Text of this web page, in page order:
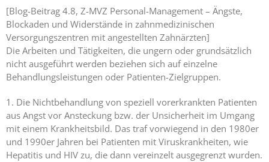
[Blog-Beitrag 4.8, Z-MVZ Personal-Management – Ängste,
Blockaden und Widerstände in zahnmedizinischen
Versorgungszentren mit angestellten Zahnärzten]
Die Arbeiten und Tätigkeiten, die ungern oder grundsätzlich
nicht ausgeführt werden beziehen sich auf einzelne
Behandlungsleistungen oder Patienten-Zielgruppen.
1. Die Nichtbehandlung von speziell vorerkrankten Patienten
aus Angst vor Ansteckung bzw. der Unsicherheit im Umgang
mit einem Krankheitsbild. Das traf vorwiegend in den 1980er
und 1990er Jahren bei Patienten mit Viruskrankheiten, wie
Hepatitis und HIV zu, die dann vereinzelt ausgegrenzt wurden.
Blockaden
und
Widerstände
angestellter
Zahnärzte
im Z-MVZ
Seminare
Blog
Kontakt